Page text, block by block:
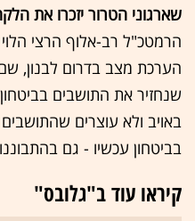
שארגוני הטרור יזכרו את הלקח של 8
הרמטכ"ל רב-אלוף הרצי
הערכת מצב בדרום לבנון,
שנחזיר את התושבים
באויב ולא עוצרים
בביטחון עכשיו - גם
קיראו עוד ב"גלובס"